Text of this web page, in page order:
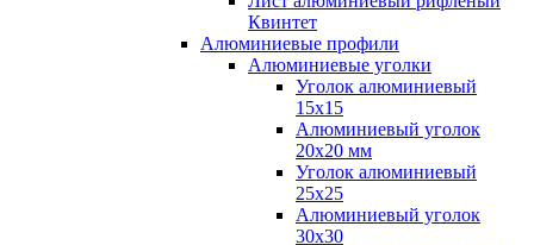
Квинтет
Алюминиевые профили
Алюминиевые уголки
Уголок алюминиевый
15х15
Алюминиевый уголок
20х20 мм
Уголок алюминиевый
25х25
Алюминиевый уголок
30х30